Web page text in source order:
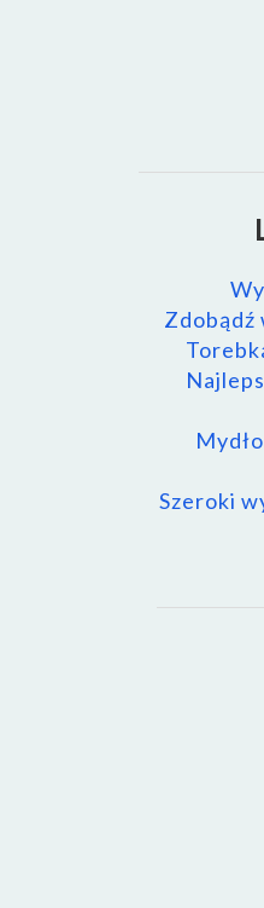
Zdobądź
Szeroki